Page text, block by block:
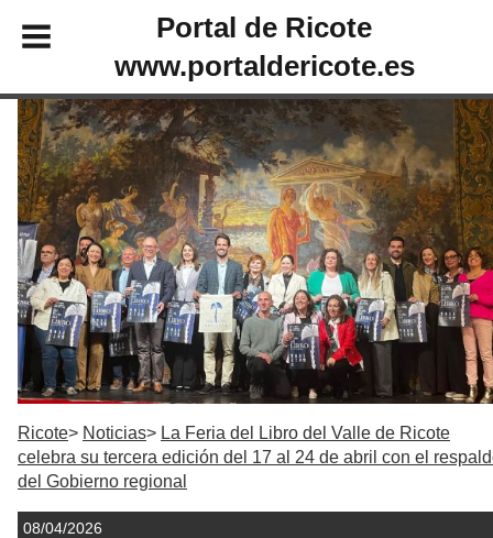
Portal de Ricote
www.portaldericote.es
Ricote Noticias
La Feria del Libro del Valle de Ricote
celebra su tercera edición del 17 al 24 de abril con el
del Gobierno regional
08/04/2026